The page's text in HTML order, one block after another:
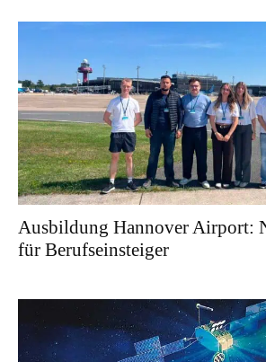
Ausbildung Hannover Airport:
für Berufseinsteiger